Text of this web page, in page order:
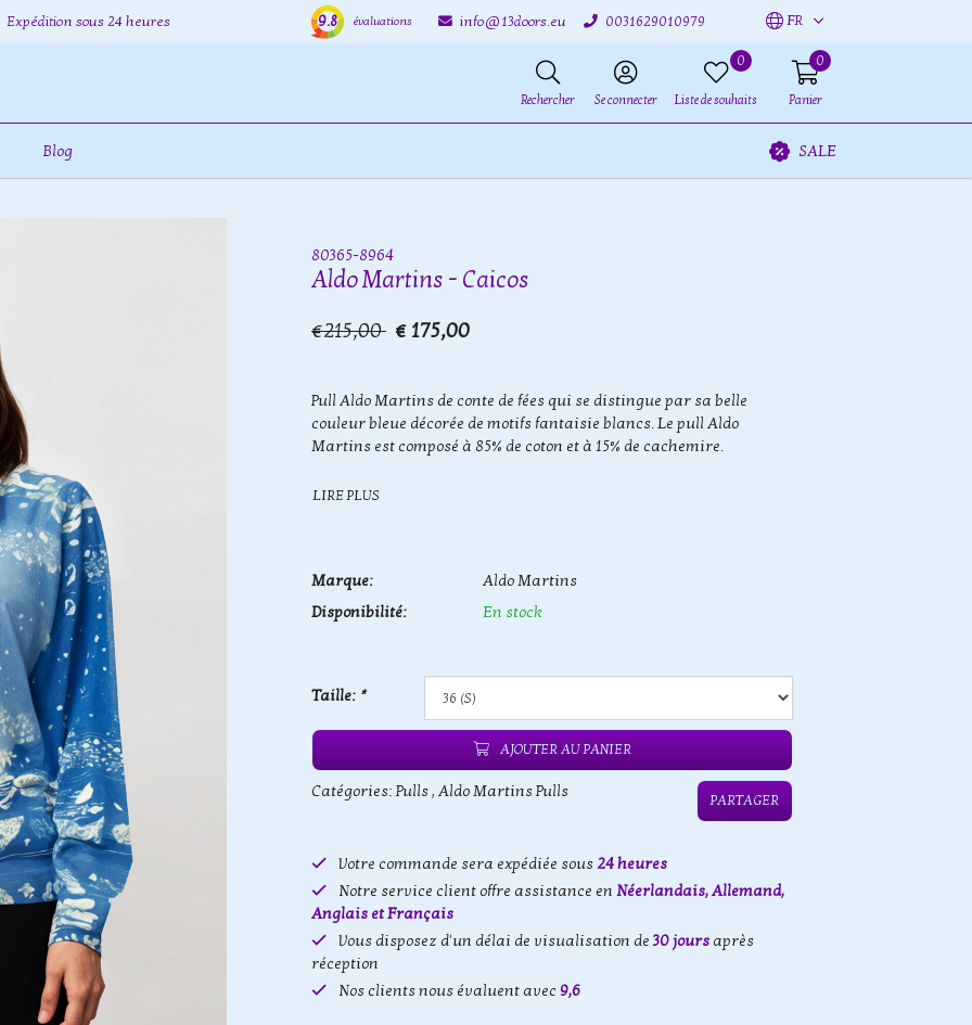
Expédition sous 24 heures 9.8 évaluations info@13doors.eu 0031629010979 FR
Rechercher Se connecter
0
Liste de souhaits
0
Panier
Blog SALE
80365-8964
Aldo Martins - Caicos
€215,00 € 175,00
Pull Aldo Martins de conte de fées qui se distingue par sa belle
couleur bleue décorée de motifs fantaisie blancs. Le pull Aldo
Martins est composé à 85% de coton et à 15% de cachemire.
LIRE PLUS
Marque:
Aldo Martins
Disponibilité:
En stock
Taille: *
AJOUTER AU PANIER
Catégories: Pulls, Aldo Martins Pulls PARTAGER
Votre commande sera expédiée sous24 heures
Notre service client offre assistance en Néerlandais, Allemand,
Anglais et Français
Vous disposez d'un délai de visualisation de30 jours après
réception
Nos clients nous évaluent avec 9,6